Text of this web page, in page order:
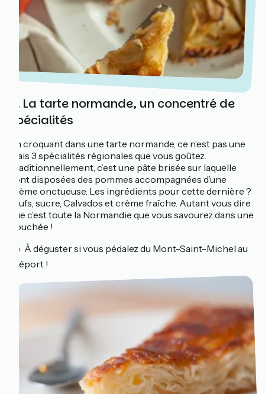
5. La tarte normande, un concentré de
spécialités
En croquant dans une tarte normande, ce n’est pas une
mais 3 spécialités régionales que vous goûtez.
Traditionnellement, c’est une pâte brisée sur laquelle
sont disposées des pommes accompagnées d’une
crème onctueuse. Les ingrédients pour cette dernière ?
Œufs, sucre, Calvados et crème fraîche. Autant vous dire
que c’est toute la Normandie que vous savourez dans une
bouchée !
🚲 À déguster si vous pédalez du Mont-Saint-Michel au
Tréport !